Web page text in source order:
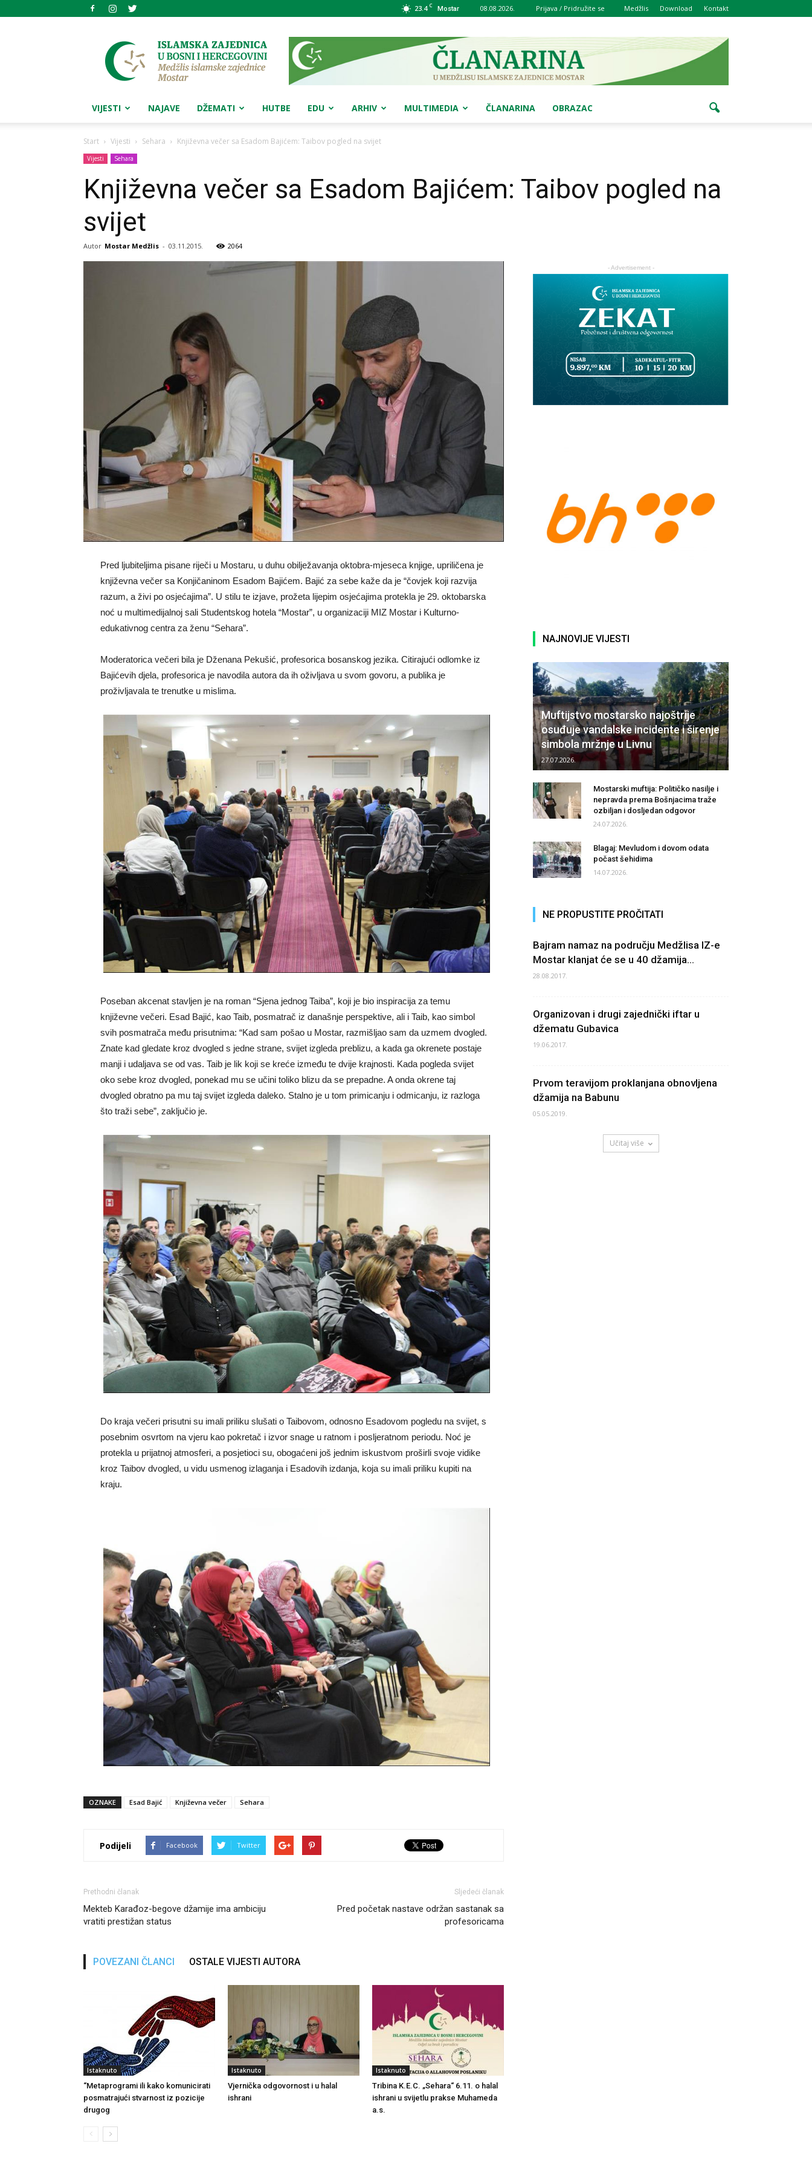
23.4 C Mostar 08.08.2026. Prijava / Pridružite se Medžlis Download Kontakt
Medžlis
islamske
zajednice
Mostar
VIJESTI NAJAVE DŽEMATI HUTBE EDU ARHIV MULTIMEDIA ČLANARINA OBRAZAC
Start Vijesti Sehara Književna večer sa Esadom Bajićem: Taibov pogled na svijet
Vijesti Sehara
Književna večer sa Esadom Bajićem: Taibov pogled na
svijet
Autor Mostar Medžlis - 03.11.2015. 2064
Pred ljubiteljima pisane riječi u Mostaru, u duhu obilježavanja oktobra-mjeseca knjige, upriličena je
književna večer sa Konjičaninom Esadom Bajićem. Bajić za sebe kaže da je “čovjek koji razvija
razum, a živi po osjećajima”. U stilu te izjave, prožeta lijepim osjećajima protekla je 29. oktobarska
noć u multimedijalnoj sali Studentskog hotela “Mostar”, u organizaciji MIZ Mostar i Kulturno-
edukativnog centra za ženu “Sehara”.
Moderatorica večeri bila je Dženana Pekušić, profesorica bosanskog jezika. Citirajući odlomke iz
Bajićevih djela, profesorica je navodila autora da ih oživljava u svom govoru, a publika je
proživljavala te trenutke u mislima.
Poseban akcenat stavljen je na roman “Sjena jednog Taiba”, koji je bio inspiracija za temu
književne večeri. Esad Bajić, kao Taib, posmatrač iz današnje perspektive, ali i Taib, kao simbol
svih posmatrača među prisutnima: “Kad sam pošao u Mostar, razmišljao sam da uzmem dvogled.
Znate kad gledate kroz dvogled s jedne strane, svijet izgleda preblizu, a kada ga okrenete postaje
manji i udaljava se od vas. Taib je lik koji se kreće između te dvije krajnosti. Kada pogleda svijet
oko sebe kroz dvogled, ponekad mu se učini toliko blizu da se prepadne. A onda okrene taj
dvogled obratno pa mu taj svijet izgleda daleko. Stalno je u tom primicanju i odmicanju, iz razloga
što traži sebe”, zaključio je.
Do kraja večeri prisutni su imali priliku slušati o Taibovom, odnosno Esadovom pogledu na svijet, s
posebnim osvrtom na vjeru kao pokretač i izvor snage u ratnom i posljeratnom periodu. Noć je
protekla u prijatnoj atmosferi, a posjetioci su, obogaćeni još jednim iskustvom proširli svoje vidike
kroz Taibov dvogled, u vidu usmenog izlaganja i Esadovih izdanja, koja su imali priliku kupiti na
kraju.
OZNAKE Esad Bajić Književna večer Sehara
Podijeli Facebook Twitter
Prethodni članak
Mekteb Karađoz-begove džamije ima ambiciju
vratiti prestižan status
Sljedeći članak
Pred početak nastave održan sastanak sa
profesoricama
POVEZANI ČLANCI OSTALE VIJESTI AUTORA
Istaknuto
“Metaprogrami ili kako komunicirati
posmatrajući stvarnost iz pozicije
drugog
Istaknuto
Vjernička odgovornost i u halal
ishrani
Istaknuto
Tribina K.E.C. „Sehara“ 6.11. o halal
ishrani u svijetlu prakse Muhameda
a.s.
- Advertisement -
NAJNOVIJE VIJESTI
Muftijstvo mostarsko najoštrije
osuđuje vandalske incidente i širenje
simbola mržnje u Livnu
27.07.2026.
Mostarski muftija: Političko nasilje i
nepravda prema Bošnjacima traže
ozbiljan i dosljedan odgovor
24.07.2026.
Blagaj: Mevludom i dovom odata
počast šehidima
14.07.2026.
NE PROPUSTITE PROČITATI
Bajram namaz na području Medžlisa IZ-e
Mostar klanjat će se u 40 džamija...
28.08.2017.
Organizovan i drugi zajednički iftar u
džematu Gubavica
19.06.2017.
Prvom teravijom proklanjana obnovljena
džamija na Babunu
05.05.2019.
Učitaj više